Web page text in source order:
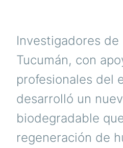
Investigadores de
Tucumán, con
profesionales del
desarrolló un
biodegradable
regeneración de